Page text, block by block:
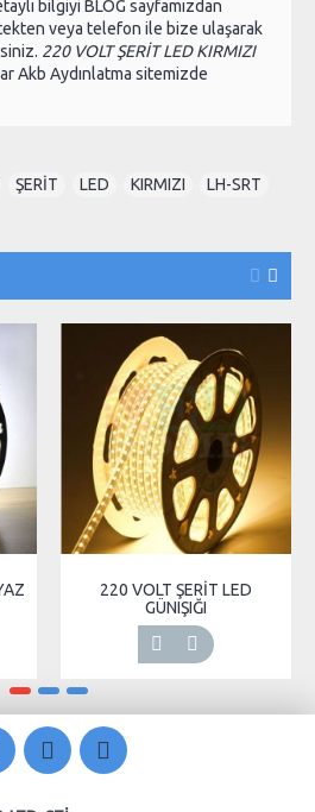
bilgiyi BLOG sayfamızdan
veya telefon ile bize ulaşarak
220 VOLT ŞERİT LED KIRMIZI
Akb Aydınlatma sitemizde
ŞERİT LED KIRMIZI LH-SRT
220 VOLT ŞERİT LED
GÜNIŞIĞI